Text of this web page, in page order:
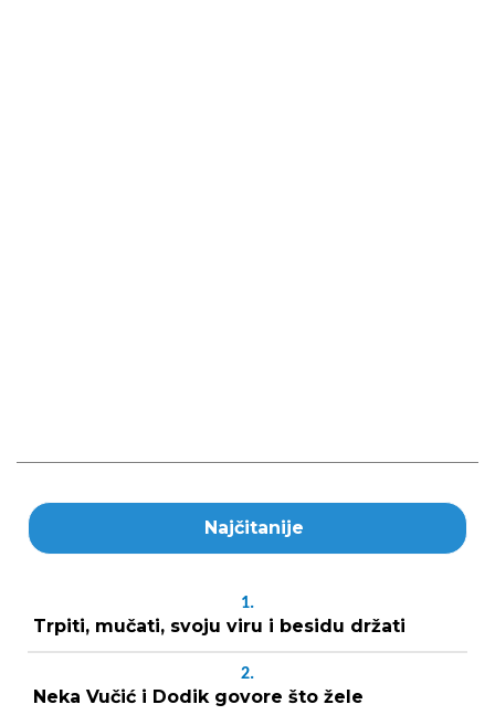
Najčitanije
1.
Trpiti, mučati, svoju viru i besidu držati
2.
Neka Vučić i Dodik govore što žele